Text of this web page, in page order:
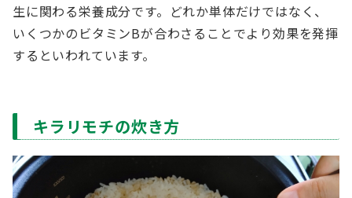
生に関わる栄養成分です。どれか単体だけではなく、
いくつかのビタミンBが合わさることでより効果を発揮
するといわれています。
キラリモチの炊き方